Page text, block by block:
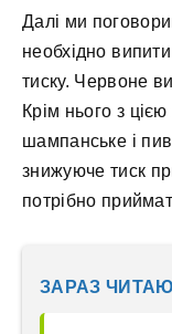
Далі ми
необхідно
тиску. Червоне
Крім нього з
шампанське і
знижуюче тиск
потрібно
ЗАРАЗ